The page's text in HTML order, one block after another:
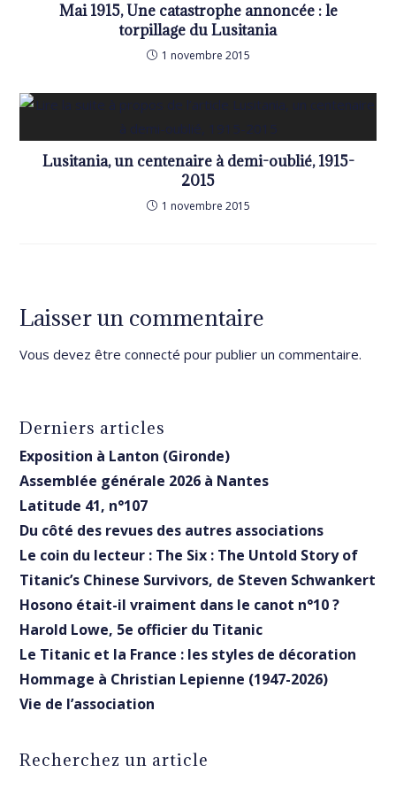
Mai 1915, Une catastrophe annoncée : le
torpillage du Lusitania
1 novembre 2015
Lusitania, un centenaire à demi-oublié, 1915-
2015
1 novembre 2015
Laisser un commentaire
Vous devez êtreconnecté pour publier un commentaire.
Derniers articles
Exposition à Lanton (Gironde)
Assemblée générale 2026 à Nantes
Latitude 41, n°107
Du côté des revues des autres associations
Le coin du lecteur : The Six : The Untold Story of
Titanic’s Chinese Survivors, de Steven Schwankert
Hosono était-il vraiment dans le canot n°10 ?
Harold Lowe, 5e officier du Titanic
Le Titanic et la France : les styles de décoration
Hommage à Christian Lepienne (1947-2026)
Vie de l’association
Recherchez un article